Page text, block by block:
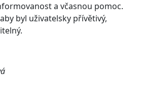
a včasnou pomoc.
byl uživatelsky přívětivý,